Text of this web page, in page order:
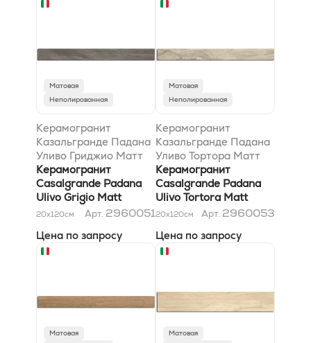
Матовая
Неполированная
Керамогранит
Казальгранде Падана
Уливо Гриджио Матт
15x120
Керамогранит
Casalgrande Padana
Ulivo Grigio Matt
15x120
20x120см Арт. 2960051
Цена по запросу
Матовая
Неполированная
Керамогранит
Казальгранде Падана
Уливо Тортора Матт
15x120
Керамогранит
Casalgrande Padana
Ulivo Tortora Matt
15x120
20x120см Арт. 2960053
Цена по запросу
Матовая
Матовая